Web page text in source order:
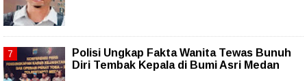
Polisi Ungkap Fakta Wanita Tewas Bunuh
Diri Tembak Kepala di Bumi Asri Medan